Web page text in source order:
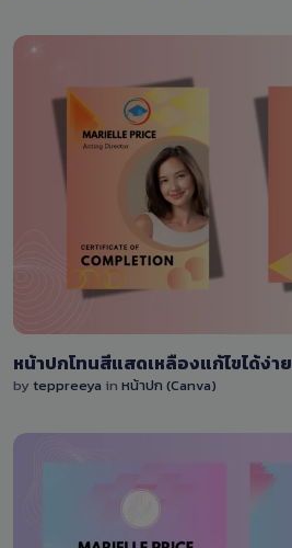
View Details
หน้าปกโทนสีแสดเหลืองแก้ไขได้ง่า
by teppreeya in หน้าปก (Canva)